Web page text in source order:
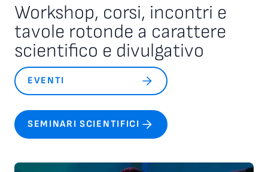
Workshop, corsi, incontri e
tavole rotonde a carattere
scientifico e divulgativo
EVENTI
SEMINARI SCIENTIFICI